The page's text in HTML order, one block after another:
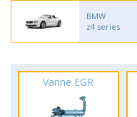
BMW
z4 series
Vanne EGR